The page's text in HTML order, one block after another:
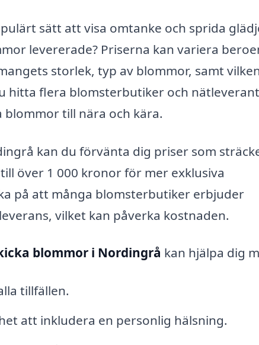
sätt att visa omtanke och sprida
levererade? Priserna kan variera
storlek, typ av blommor, samt
hitta flera blomsterbutiker och
till nära och kära.
kan du förvänta dig priser som
över 1 000 kronor för mer exklusiva
på att många blomsterbutiker erbjuder
vilket kan påverka kostnaden.
blommor i Nordingrå kan hjälpa dig
tillfällen.
att inkludera en personlig hälsning.